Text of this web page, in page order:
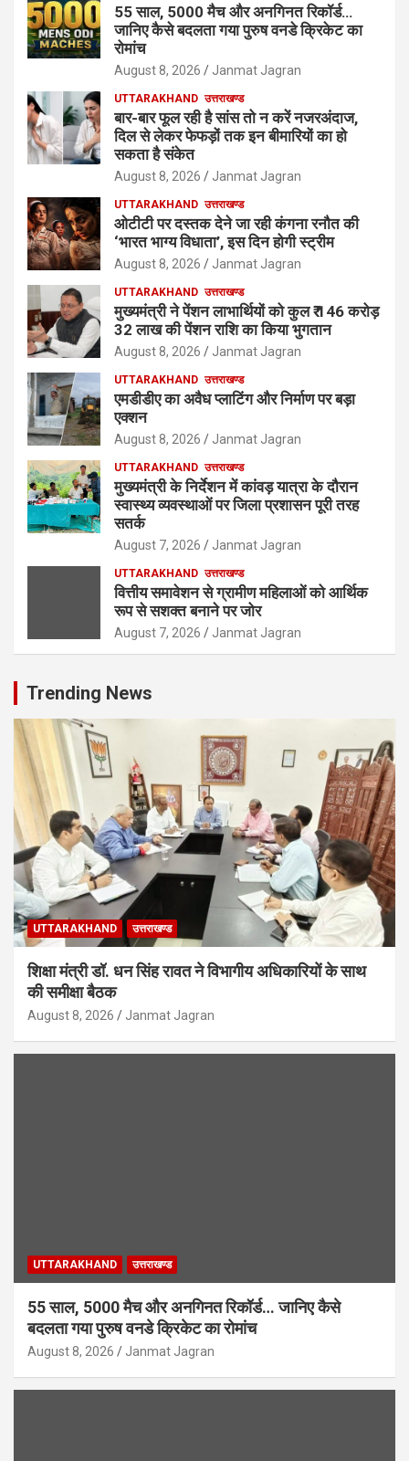
55 साल, 5000 मैच और अनगिनत रिकॉर्ड…
जानिए कैसे बदलता गया पुरुष वनडे क्रिकेट का
रोमांच
August 8, 2026 Janmat Jagran
UTTARAKHAND उत्तराखण्ड
बार-बार फूल रही है सांस तो न करें नजरअंदाज,
दिल से लेकर फेफड़ों तक इन बीमारियों का हो
सकता है संकेत
August 8, 2026 Janmat Jagran
UTTARAKHAND उत्तराखण्ड
ओटीटी पर दस्तक देने जा रही कंगना रनौत की
‘भारत भाग्य विधाता’, इस दिन होगी स्ट्रीम
August 8, 2026 Janmat Jagran
UTTARAKHAND उत्तराखण्ड
मुख्यमंत्री ने पेंशन लाभार्थियों को कुल ₹ 146 करोड़
32 लाख की पेंशन राशि का किया भुगतान
August 8, 2026 Janmat Jagran
UTTARAKHAND उत्तराखण्ड
एमडीडीए का अवैध प्लाटिंग और निर्माण पर बड़ा
एक्शन
August 8, 2026 Janmat Jagran
UTTARAKHAND उत्तराखण्ड
मुख्यमंत्री के निर्देशन में कांवड़ यात्रा के दौरान
स्वास्थ्य व्यवस्थाओं पर जिला प्रशासन पूरी तरह
सतर्क
August 7, 2026 Janmat Jagran
UTTARAKHAND उत्तराखण्ड
वित्तीय समावेशन से ग्रामीण महिलाओं को आर्थिक
रूप से सशक्त बनाने पर जोर
August 7, 2026 Janmat Jagran
Trending News
UTTARAKHAND उत्तराखण्ड
शिक्षा मंत्री डॉ. धन सिंह रावत ने विभागीय अधिकारियों के साथ
की समीक्षा बैठक
August 8, 2026 Janmat Jagran
UTTARAKHAND उत्तराखण्ड
55 साल, 5000 मैच और अनगिनत रिकॉर्ड… जानिए कैसे
बदलता गया पुरुष वनडे क्रिकेट का रोमांच
August 8, 2026 Janmat Jagran